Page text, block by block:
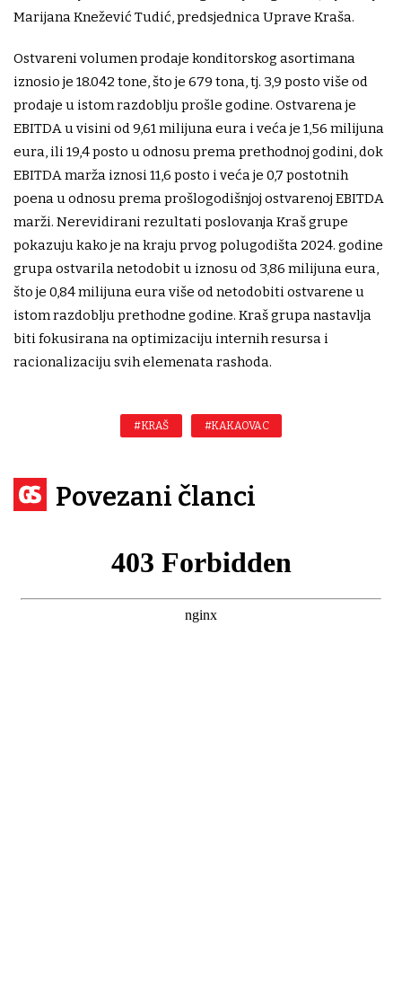
Marijana Knežević Tudić, predsjednica Uprave Kraša.
Ostvareni volumen prodaje konditorskog asortimana
iznosio je 18.042 tone, što je 679 tona, tj. 3,9 posto više od
prodaje u istom razdoblju prošle godine. Ostvarena je
EBITDA u visini od 9,61 milijuna eura i veća je 1,56 milijuna
eura, ili 19,4 posto u odnosu prema prethodnoj godini, dok
EBITDA marža iznosi 11,6 posto i veća je 0,7 postotnih
poena u odnosu prema prošlogodišnjoj ostvarenoj EBITDA
marži. Nerevidirani rezultati poslovanja Kraš grupe
pokazuju kako je na kraju prvog polugodišta 2024. godine
grupa ostvarila netodobit u iznosu od 3,86 milijuna eura,
što je 0,84 milijuna eura više od netodobiti ostvarene u
istom razdoblju prethodne godine. Kraš grupa nastavlja
biti fokusirana na optimizaciju internih resursa i
racionalizaciju svih elemenata rashoda.
#KRAŠ #KAKAOVAC
Povezani članci